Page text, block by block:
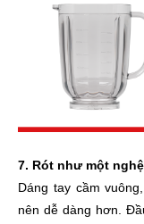
7. Rót như một
Dáng tay cầm
nên dễ dàng hơn.